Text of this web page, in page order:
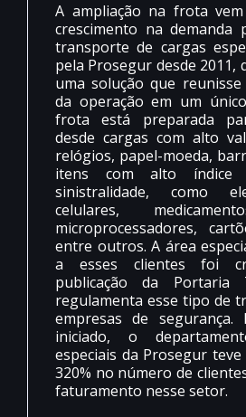
A ampliação na frota
crescimento na demanda
transporte de cargas
pela Prosegur desde 2011,
uma solução que
da operação em um
frota está preparada
desde cargas com alto
relógios, papel-moeda,
itens com alto
sinistralidade, como
celulares,
microprocessadores,
entre outros. A área
a esses clientes foi
publicação da Portaria
regulamenta esse tipo de
empresas de
iniciado, o
especiais da Prosegur
320% no número de
faturamento nesse setor.